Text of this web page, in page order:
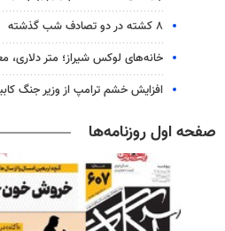
۸ کشته در دو تصادف شب گذشته
خانه‌های لوکس شیراز؛ متر دلاری،
افزایش خشم ترامپ از وزیر جنگ
صفحه اول روزنامه‌ها